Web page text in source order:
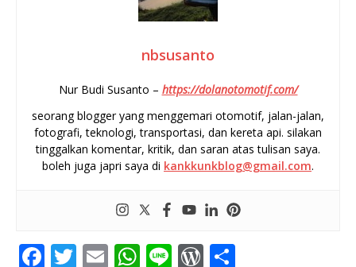
nbsusanto
Nur Budi Susanto – https://dolanotomotif.com/
seorang blogger yang menggemari otomotif, jalan-jalan,
fotografi, teknologi, transportasi, dan kereta api. silakan
tinggalkan komentar, kritik, dan saran atas tulisan saya.
boleh juga japri saya di kankkunkblog@gmail.com.
F T E W Li W